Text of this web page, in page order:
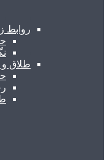
روابط
طلاق و